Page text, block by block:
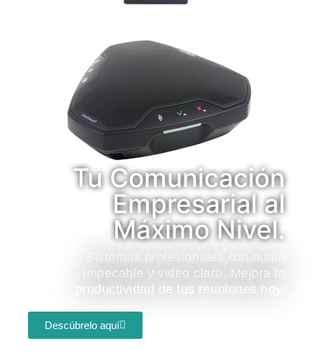
Tu Comunicación
Empresarial al
Máximo Nivel.
Sistemas profesionales con audio
impecable y video claro. Mejora la
productividad de tus reuniones hoy.
Descúbrelo aquí